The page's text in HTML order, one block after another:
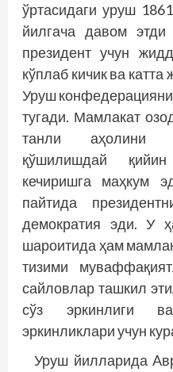
ўртасидаги уруш
йилгача давом
президент учун
кўплаб кичик ва катта
Уруш
тугади. Мамлакат
танли аҳолини
қўшилишдай
кечиришга маҳкум
пайтида
демократия эди. У
шароитида ҳам
тизими
сайловлар ташкил
сўз эркинлиги
эркинликлари учун
Уруш йилларида